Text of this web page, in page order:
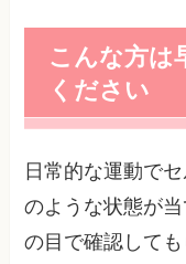
こんな方は
ください
日常的な運動で
のような状態が
の目で確認して